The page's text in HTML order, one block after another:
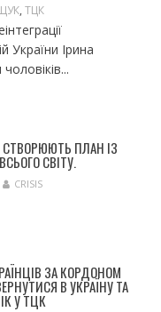
, ТЦК
України Ірина
СТВОРЮЮТЬ ПЛАН ІЗ
СВІТУ.
CRISIS
ЗА КОРДОНОМ
В УКРАЇНУ ТА
У ТЦК